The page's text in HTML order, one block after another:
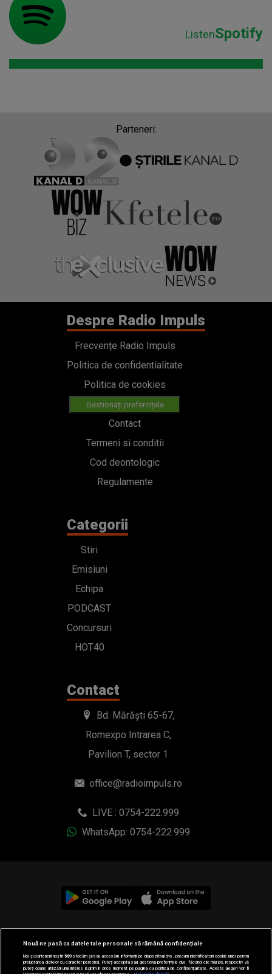
ListenSpotify
Parteneri:
Despre Radio Impuls
Frecvențe Radio Impuls
Politica de confidentialitate
Politica de cookies
Gestionați preferințele
Contact
Termeni si conditii
Cod deontologic
Regulamente
Categorii
Stiri
Emisiuni
Echipa
PODCAST
Concursuri
HOT40
Contact
Bd. Mărăști 65-67,
Romexpo Intrarea C,
Pavilion T, sector 1
office@radioimpuls.ro
LIVE : 0754-222.999
WhatsApp: 0754-222.999
© 2019-2026 DOGAN MEDIA INTERNATIONAL SA, Toate
drepturile rezervate.
Nouă ne pasă ca datele tale personale să rămână confidențiale
Noi și partenerii noștri589stocăm și/sau accesăm informații pe dispozitivul dvs., precum identificatorii cookie unici pentru
prelucrarea datelor cu caracter personal. Puteți accepta sau gestiona preferințele dvs. făcând clic mai jos, respectiv vă
puteți opune utilizării unui interes legitim în orice moment pe pagina cu politica de confidențialitate. Aceste alegeri vor fi